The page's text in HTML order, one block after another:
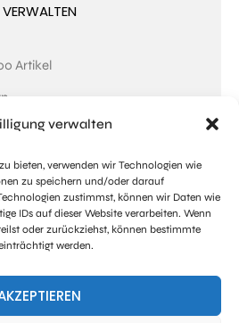
verwalten
bieten, verwenden wir Technologien wie
zu speichern und/oder darauf
zustimmst, können wir Daten wie
IDs auf dieser Website verarbeiten. Wenn
oder zurückziehst, können bestimmte
werden.
VERWALTEN
Artikel
Struktur
Lagerverwaltung